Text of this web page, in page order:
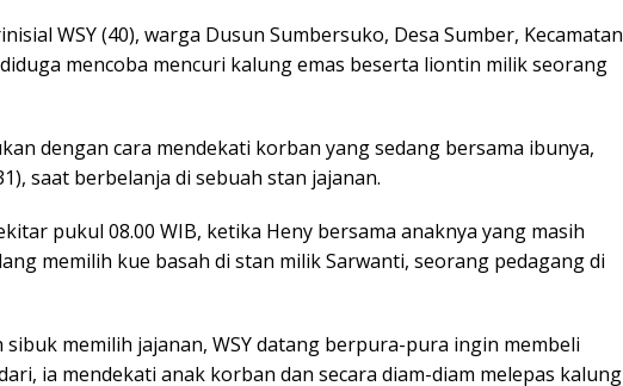
WSY (40), warga Dusun Sumbersuko, Desa Sumber, Kecamatan
mencoba mencuri kalung emas beserta liontin milik seorang
dengan cara mendekati korban yang sedang bersama ibunya,
saat berbelanja di sebuah stan jajanan.
pukul 08.00 WIB, ketika Heny bersama anaknya yang masih
memilih kue basah di stan milik Sarwanti, seorang pedagang di
memilih jajanan, WSY datang berpura-pura ingin membeli
ia mendekati anak korban dan secara diam-diam melepas kalung